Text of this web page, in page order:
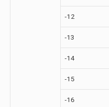
-12
-13
-14
-15
-16